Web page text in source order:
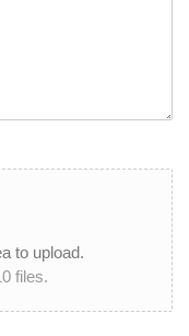
to upload.
files.